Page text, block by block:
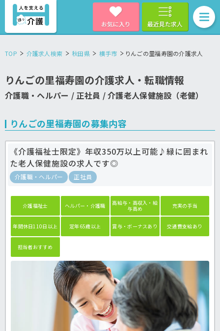
お気に入り 最近見た求人
TOP 介護求人検索 秋田県 横手市 りんごの里福寿園の介護求人
りんごの里福寿園の介護求人・転職情報
介護職・ヘルパー / 正社員 / 介護老人保健施設（老健）
りんごの里福寿園の募集内容
《介護福祉士限定》年収350万以上可能♪緑に囲まれ
た老人保健施設の求人です◎
介護職・ヘルパー 正社員
介護福祉士 ヘルパー・介護職
高給与・高収入・給
与高め
充実の手当
年間休日110日以上 定年65歳以上 賞与・ボーナスあり 交通費支給あり
担当者おすすめ